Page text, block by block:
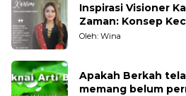
Inspirasi Visioner
Zaman: Konsep Kecakapan Hidup bagi
Generasi Muda
Oleh: Wina
Apakah Berkah
memang belum